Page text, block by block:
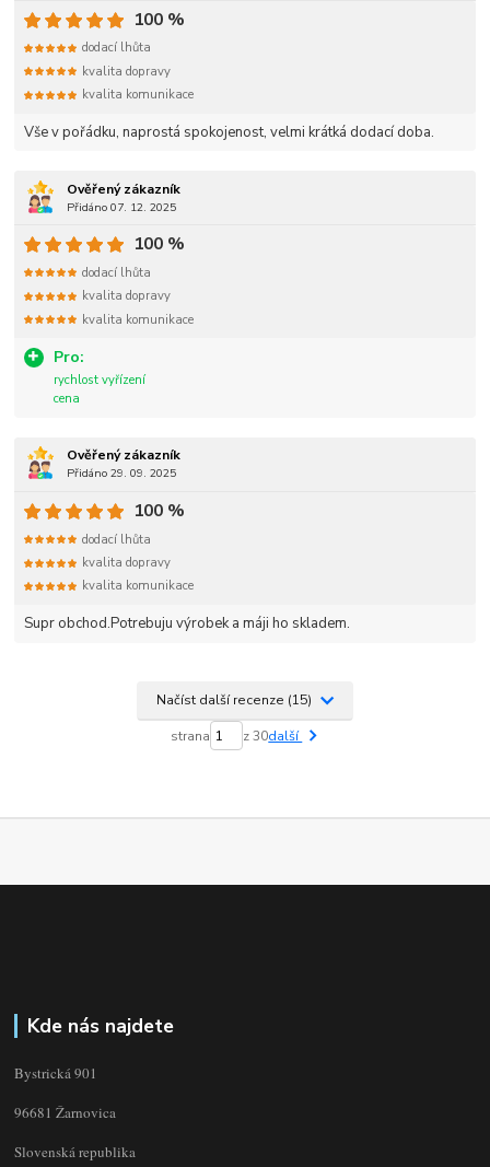
Vše v pořádku, naprostá spokojenost, velmi krátká dodací doba.
100 %
dodací lhůta
kvalita dopravy
kvalita komunikace
Ověřený zákazník
Přidáno 07. 12. 2025
Pro:
rychlost vyřízení
cena
100 %
dodací lhůta
kvalita dopravy
kvalita komunikace
Ověřený zákazník
Přidáno 29. 09. 2025
Supr obchod.Potrebuju výrobek a máji ho skladem.
100 %
dodací lhůta
kvalita dopravy
kvalita komunikace
Načíst další recenze (15)
strana z 30další
Kde nás najdete
Bystrická 901
96681 Žarnovica
Slovenská republika